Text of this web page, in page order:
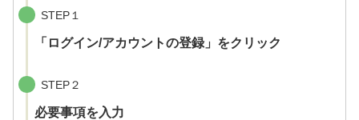
STEP１
「ログイン/アカウントの登録」をクリック
STEP２
必要事項を入力